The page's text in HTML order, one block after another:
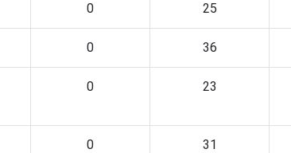
0 25
0 36
0 23
0 31